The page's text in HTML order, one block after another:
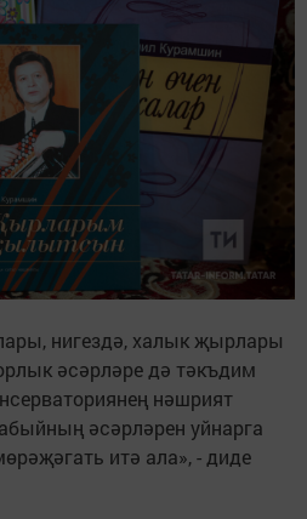
нигездә, халык җырлары
әсәрләре дә тәкъдим
нәшрият
әсәрләрен уйнарга
итә ала», - диде